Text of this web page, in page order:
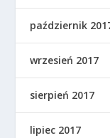
październik
wrzesień 2017
sierpień 2017
lipiec 2017